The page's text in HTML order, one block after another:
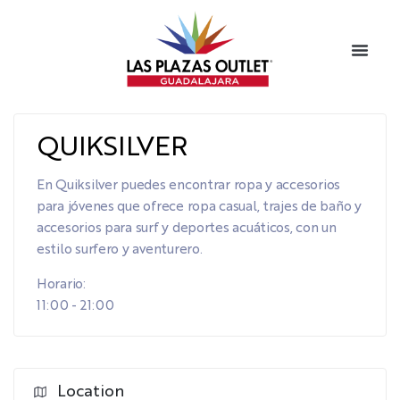
QUIKSILVER
En Quiksilver puedes encontrar ropa y accesorios
para jóvenes que ofrece ropa casual, trajes de baño y
accesorios para surf y deportes acuáticos, con un
estilo surfero y aventurero.
Horario:
11:00 - 21:00
Location